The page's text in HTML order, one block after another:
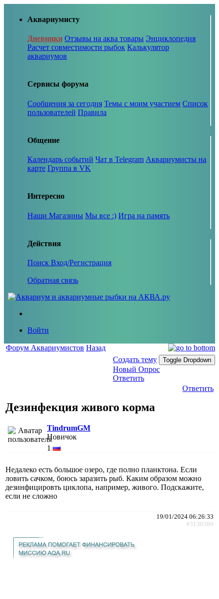
Аквариумисту
Дневники Отзывы на аква товары Энциклопедия
Расчет совместимости рыбок Калькулятор
аквариумов
Сервисы форума
Сообщения за сегодня Темы с моим участием Список
пользователей Правила
Общение
Календарь событий Чат в Telegram Аквариумисты на
карте Группа в VK
Интересно
Наши Магазины Мы все :) Игра на память
Действия
Поиск Вход/Регистрация
Обратная связь
Войти
Форум Аквариумистов Назад
Создать тему
Toggle Dropdown
Новый Опрос
Ответить
Ответить
Дезинфекция живого корма
TindrumGM
Новичок
1
Недалеко есть большое озеро, где полно планктона. Если
ловить сачком, боюсь заразить рыб. Каким образом можно
дезинфицировть циклопа, например, живого. Подскажите,
если не сложно
19/01/2024 06:26:33
#3130380